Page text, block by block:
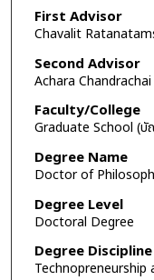
First Advisor
Chavalit
Second Advisor
Achara Chandrachai
Faculty/College
Graduate School (บั
Degree Name
Doctor of
Degree Level
Doctoral Degree
Degree Discipline